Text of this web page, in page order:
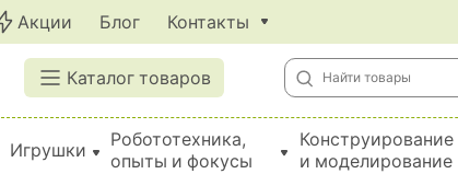
Акции Блог Контакты
Каталог товаров
Игрушки
Робототехника,
опыты и фокусы
Конструирование
и моделирование